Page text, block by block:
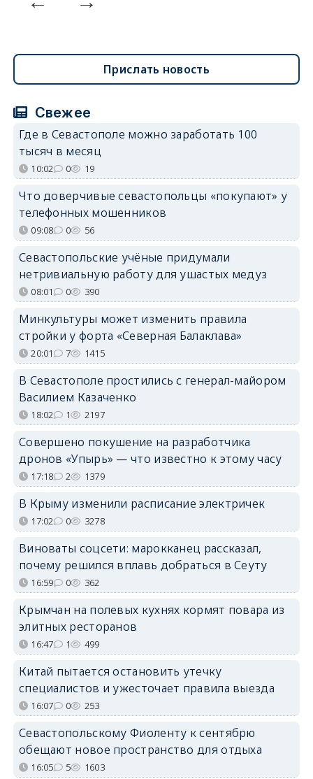
Прислать новость
Свежее
Где в Севастополе можно заработать 100
тысяч в месяц
10:02 0 19
Что доверчивые севастопольцы «покупают» у
телефонных мошенников
09:08 0 56
Севастопольские учёные придумали
нетривиальную работу для ушастых медуз
08:01 0 390
Минкультуры может изменить правила
стройки у форта «Северная Балаклава»
20:01 7 1415
В Севастополе простились с генерал-майором
Василием Казаченко
18:02 1 2197
Совершено покушение на разработчика
дронов «Упырь» — что известно к этому часу
17:18 2 1379
В Крыму изменили расписание электричек
17:02 0 3278
Виноваты соцсети: марокканец рассказал,
почему решился вплавь добраться в Сеуту
16:59 0 362
Крымчан на полевых кухнях кормят повара из
элитных ресторанов
16:47 1 499
Китай пытается остановить утечку
специалистов и ужесточает правила выезда
16:07 0 253
Севастопольскому Фиоленту к сентябрю
обещают новое пространство для отдыха
16:05 5 1603